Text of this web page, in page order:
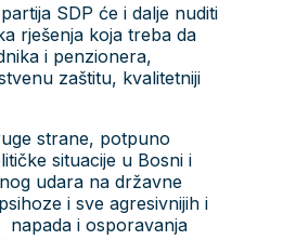
SDP će i dalje nuditi
rješenja koja treba da
i penzionera,
zaštitu, kvalitetniji
strane, potpuno
situacije u Bosni i
udara na državne
i sve agresivnijih i
i osporavanja